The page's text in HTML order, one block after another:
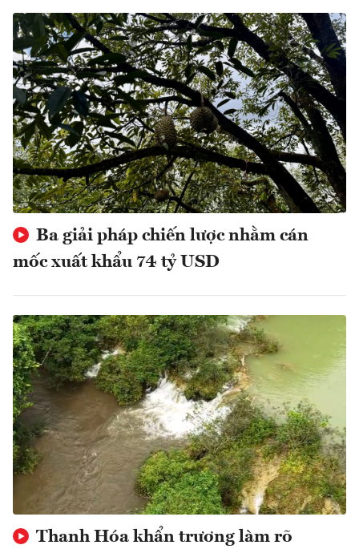
Ba giải pháp chiến lược nhằm cán
mốc xuất khẩu 74 tỷ USD
Thanh Hóa khẩn trương làm rõ